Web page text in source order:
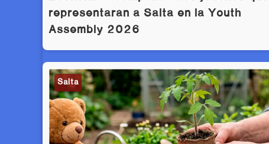
representarán a Salta en la Youth
Assembly 2026
Salta